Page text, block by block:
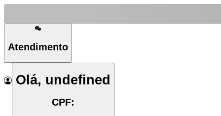
Atendimento
Olá, undefined
CPF: